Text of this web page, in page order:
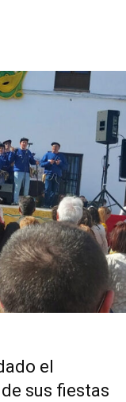
el
sus fiestas